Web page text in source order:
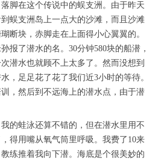
脚在这个传说中的蜈支洲。由于昨天
蜈支洲岛上一点大的沙滩，而且沙滩
断块，赤脚走在上面得小心翼翼的。
报了潜水的名。30分钟580块的船潜，
潜水也就顾不上太多了。然而没想到
，足足花了花了我们近3小时的等待。
，然后到不远海上的潜水点，由于潜
的蛙泳还算不错的，但在潜水里用不
得用嘴从氧气筒里呼吸。我费了10来
练推着我向下潜。海底是个很美妙的